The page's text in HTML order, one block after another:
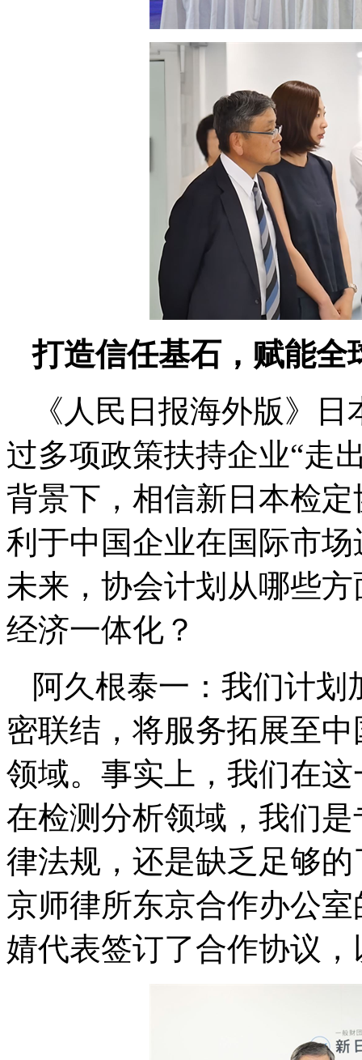
打造信任基石，赋能全
《人民日报海外版》
过多项政策扶持企业“走
背景下，相信新日本检
利于中国企业在国际市
未来，协会计划从哪些
经济一体化？
阿久根泰一：我们计
密联结，将服务拓展至
领域。事实上，我们在
在检测分析领域，我们
律法规，还是缺乏足够
京师律所东京合作办公
婧代表签订了合作协议